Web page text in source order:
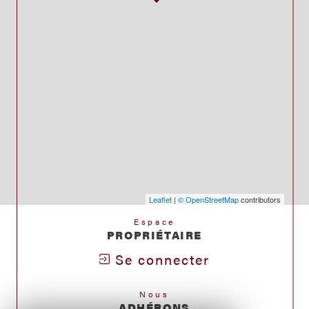
Leaflet | © OpenStreetMapcontributors
Espace
PROPRIÉTAIRE
Se connecter
Nous